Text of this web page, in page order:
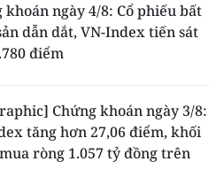
khoán ngày 4/8: Cổ phiếu bất
dẫn dắt, VN-Index tiến sát
điểm
Chứng khoán ngày 3/8:
tăng hơn 27,06 điểm, khối
ròng 1.057 tỷ đồng trên